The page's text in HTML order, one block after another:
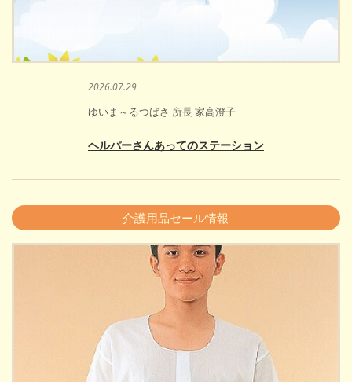
2026.07.29
ゆいま～るつばさ 所長 家高澄子
ヘルパーさんあってのステーション
介護用品セール情報